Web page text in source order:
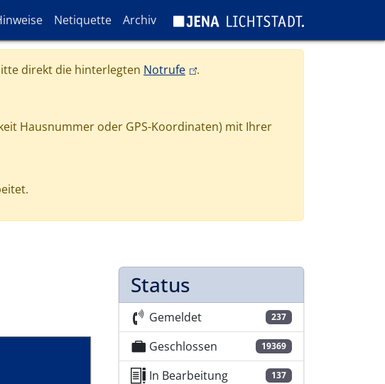
Netiquette Archiv
direkt die hinterlegten Notrufe(link is external)
.
Hausnummer oder GPS-Koordinaten) mit Ihrer
Status
Gemeldet 237
Geschlossen 19369
In Bearbeitung 137